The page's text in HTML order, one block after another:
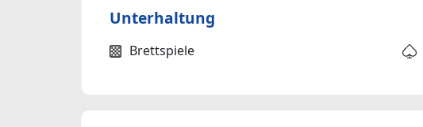
Unterhaltung
Brettspiele